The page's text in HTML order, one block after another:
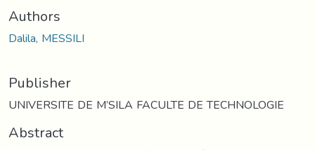
Authors
Dalila, MESSILI
Publisher
UNIVERSITE DE M’SILA FACULTE DE TECHNOLOGIE
Abstract